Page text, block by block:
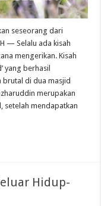
seseorang dari
— Selalu ada kisah
mengerikan. Kisah
yang berhasil
brutal di dua masjid
merupakan
setelah mendapatkan
Hidup-